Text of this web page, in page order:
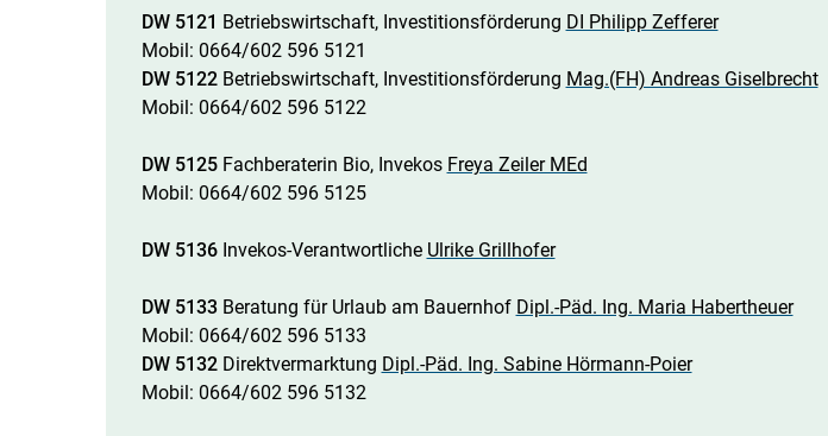
DW 5121 Betriebswirtschaft, Investitionsförderung DI Philipp Zefferer
Mobil: 0664/602 596 5121
DW 5122 Betriebswirtschaft, Investitionsförderung Mag.(FH) Andreas Giselbrecht
Mobil: 0664/602 596 5122
DW 5125 Fachberaterin Bio, Invekos Freya Zeiler MEd
Mobil: 0664/602 596 5125
DW 5136 Invekos-Verantwortliche Ulrike Grillhofer
DW 5133 Beratung für Urlaub am Bauernhof Dipl.-Päd. Ing. Maria Habertheuer
Mobil: 0664/602 596 5133
DW 5132 Direktvermarktung Dipl.-Päd. Ing. Sabine Hörmann-Poier
Mobil: 0664/602 596 5132